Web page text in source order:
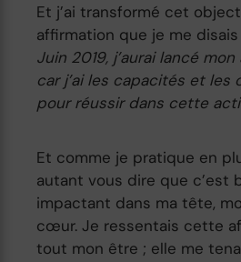
Et j’ai transformé cet
affirmation que je me
Juin 2019, j’aurai lancé
car j’ai les capacités et les
pour réussir dans cette
Et comme je pratique en
autant vous dire que c’est
impactant dans ma tête,
cœur. Je ressentais cette
tout mon être ; elle me